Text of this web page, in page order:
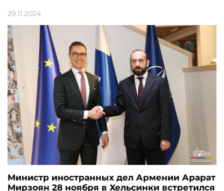
29.11.2024
Министр иностранных дел Армении Арарат
Мирзоян 28 ноября в Хельсинки встретился